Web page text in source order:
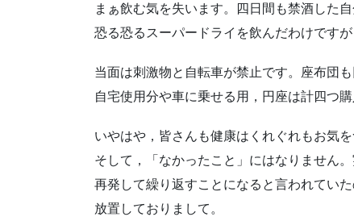
まぁ飲む気を失います。四日間も禁酒した
恐る恐るスーパードライを飲んだわけです
当面は刺激物と自転車が禁止です。座布団も
自宅使用分や車に乗せる用，円座は計四つ購
いやはや，皆さんも健康はくれぐれもお気を
そして，「なかったこと」にはなりません
再発して繰り返すことになると言われてい
放置しておりまして。